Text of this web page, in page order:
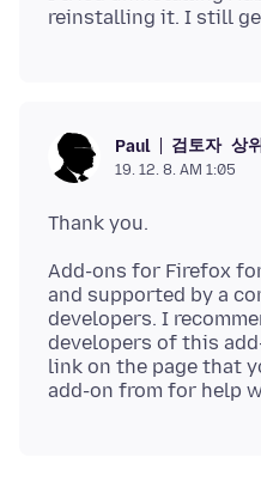
Paul 검토자 상
19. 12. 8. AM 1:05
Add-ons for Firefox
and supported by a
developers. I
developers of this
link on the page that